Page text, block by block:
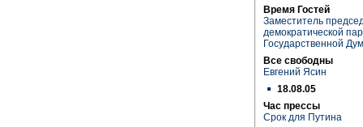
Время Гостей
Заместитель
демократической
Государственной
Все свободны
Евгений Ясин
18.08.05
Час прессы
Срок для Путина